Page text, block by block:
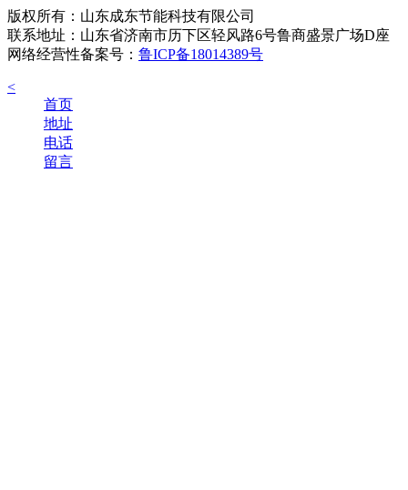
版权所有：山东成东节能科技有限公司
联系地址：山东省济南市历下区轻风路6号鲁商盛景广场D座
网络经营性备案号： 鲁ICP备18014389号
<
首页
地址
电话
留言